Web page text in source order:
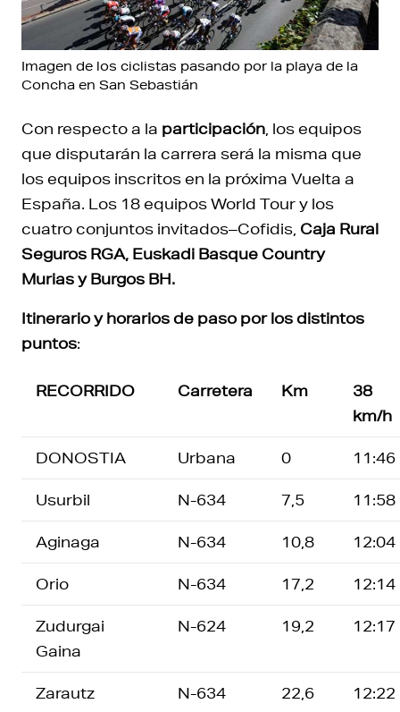
Imagen de los ciclistas pasando por la playa de la
Concha en San Sebastián
Con respecto a la participación , los equipos
que disputarán la carrera será la misma que
los equipos inscritos en la próxima Vuelta a
España. Los 18 equipos World Tour y los
cuatro conjuntos invitados–Cofidis, Caja Rural
Seguros RGA, Euskadi Basque Country
Murias y Burgos BH.
Itinerario y horarios de paso por los distintos
puntos:
RECORRIDO Carretera Km
38
km/h
DONOSTIA Urbana 0 11:46
Usurbil N-634 7,5 11:58
Aginaga N-634 10,8 12:04
Orio N-634 17,2 12:14
Zudurgai
Gaina
N-624 19,2 12:17
Zarautz N-634 22,6 12:22